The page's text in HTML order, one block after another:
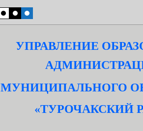
УПРАВЛЕНИЕ
МУНИЦИПАЛЬНОГО
«ТУРОЧАКСКИЙ